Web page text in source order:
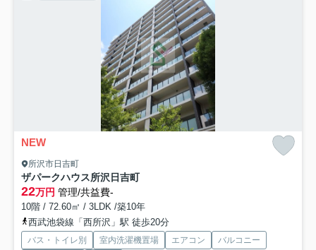
NEW
所沢市日吉町
ザパークハウス所沢日吉町
22万円 管理/共益費-
10階 / 72.60㎡ / 3LDK /築10年
西武池袋線「西所沢」駅 徒歩20分
バス・トイレ別 室内洗濯機置場 エアコン
バルコニー